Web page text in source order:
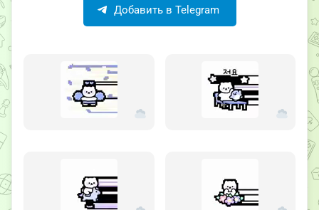
Добавить в Telegram